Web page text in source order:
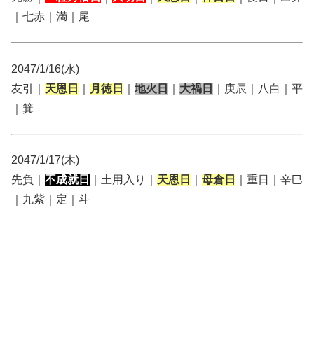
｜七赤｜満｜尾
2047/1/16(水)
友引｜ 天恩日 月徳日 地火日 大禍日
｜庚辰｜八白｜平
｜箕
2047/1/17(木)
先負｜ 不成就日 ｜土用入り｜ 天恩日 母倉日
｜重日｜辛巳
｜九紫｜定｜斗